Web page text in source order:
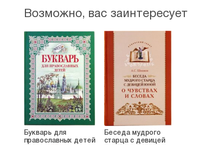
Возможно, вас заинтересует
Букварь для
православных детей
Беседа мудрого
старца с девицей